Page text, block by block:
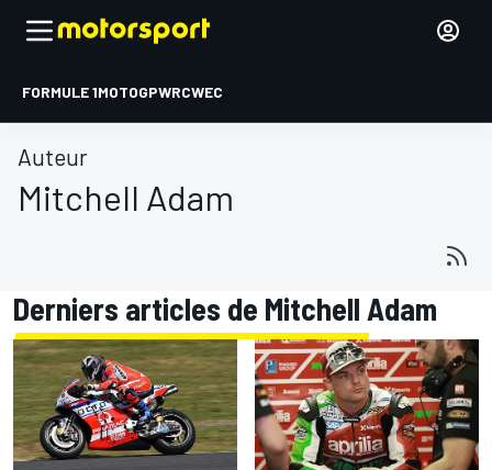
FORMULE 1MOTOGPWRCWEC
Auteur
Mitchell Adam
Derniers articles de Mitchell Adam